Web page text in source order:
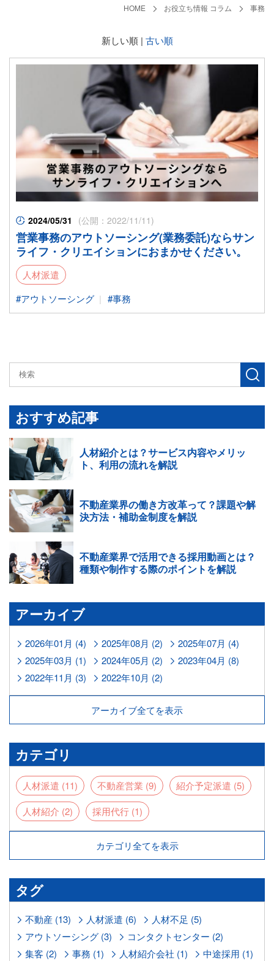
HOME お役立ち情報 コラム 事務
新しい順 | 古い順
2024/05/31 (公開：2022/11/11)
営業事務のアウトソーシング(業務委託)ならサン
ライフ・クリエイションにおまかせください。
人材派遣
アウトソーシング
事務
検
す
おすすめ記事
人材紹介とは？サービス内容やメリッ
ト、利用の流れを解説
不動産業界の働き方改革って？課題や解
決方法・補助金制度を解説
不動産業界で活用できる採用動画とは？
種類や制作する際のポイントを解説
アーカイブ
2026年01月 (4) 2025年08月 (2)
2025年07月 (4)
2025年03月 (1)
2024年05月 (2)
2023年04月 (8)
2022年11月 (3)
2022年10月 (2)
アーカイブ全てを表示
カテゴリ
人材派遣 (11) 不動産営業 (9)
紹介予定派遣 (5)
人材紹介 (2)
採用代行 (1)
カテゴリ全てを表示
タグ
不動産 (13) 人材派遣 (6)
人材不足 (5)
アウトソーシング (3)
コンタクトセンター (2)
集客 (2)
事務 (1) 人材紹介会社 (1) 中途採用 (1)